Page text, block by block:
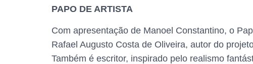
PAPO DE ARTISTA
Com apresentação de Manoel Constantino, o
Rafael Augusto Costa de Oliveira, autor do
Também é escritor, inspirado pelo realismo